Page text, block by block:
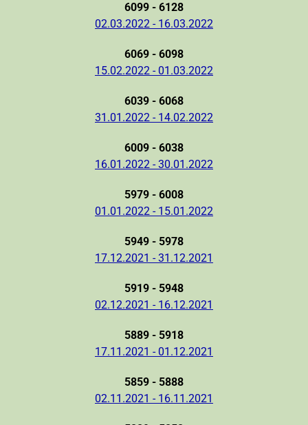
6099 - 6128
02.03.2022 - 16.03.2022
6069 - 6098
15.02.2022 - 01.03.2022
6039 - 6068
31.01.2022 - 14.02.2022
6009 - 6038
16.01.2022 - 30.01.2022
5979 - 6008
01.01.2022 - 15.01.2022
5949 - 5978
17.12.2021 - 31.12.2021
5919 - 5948
02.12.2021 - 16.12.2021
5889 - 5918
17.11.2021 - 01.12.2021
5859 - 5888
02.11.2021 - 16.11.2021